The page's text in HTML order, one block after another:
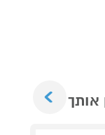
אותך